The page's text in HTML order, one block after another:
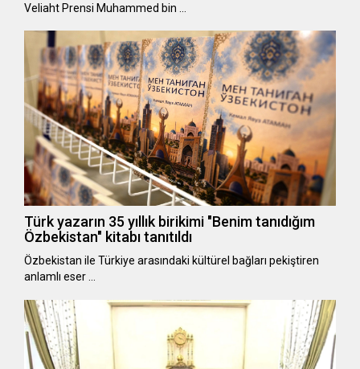
Veliaht Prensi Muhammed bin …
Türk yazarın 35 yıllık birikimi "Benim tanıdığım
Özbekistan" kitabı tanıtıldı
Özbekistan ile Türkiye arasındaki kültürel bağları pekiştiren
anlamlı eser …